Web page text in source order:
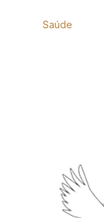
Saúde